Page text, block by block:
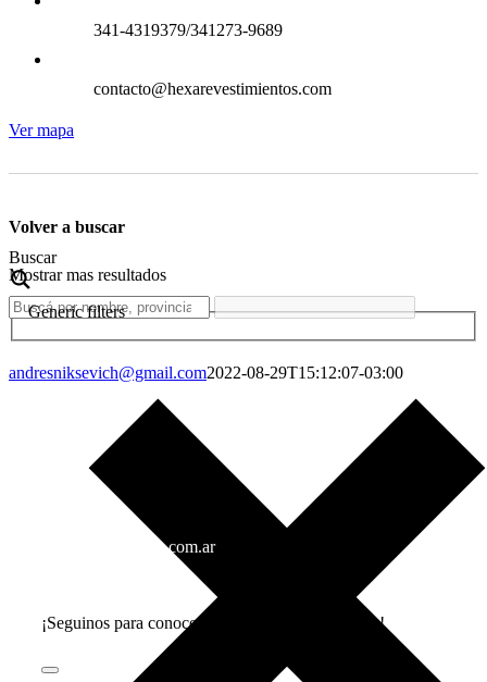
341-4319379/341273-9689
contacto@hexarevestimientos.com
Ver mapa
Volver a buscar
Buscar
Mostrar mas resultados
Generic filters
andresniksevich@gmail.com2022-08-29T15:12:07-03:00
info@gorenaagua.com.ar
¡Seguinos para conocer todas nuestras novedades!
Toggle